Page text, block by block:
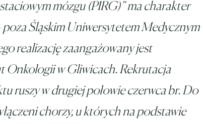
mózgu (PIRG)” ma charakter
Śląskim Uniwersytetem Medycznym
realizację zaangażowany jest
Onkologii w Gliwicach. Rekrutacja
ruszy w drugiej połowie czerwca br. Do
chorzy, u których na podstawie